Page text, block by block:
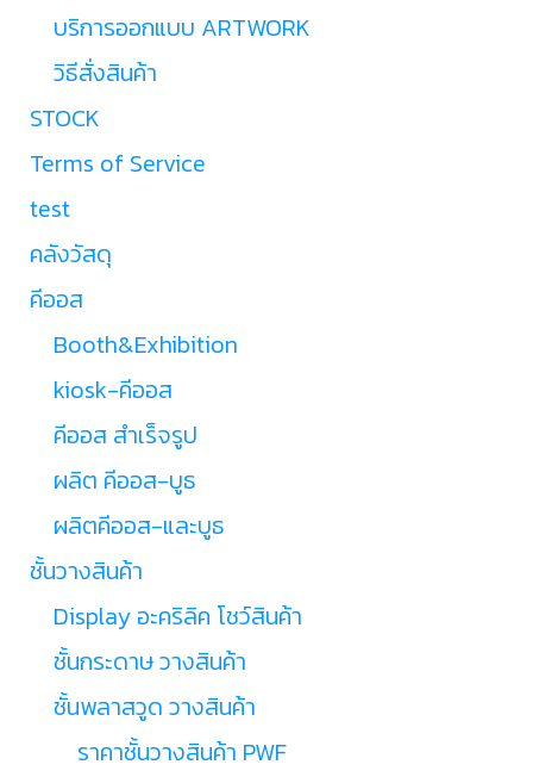
บริการออกแบบ ARTWORK
วิธีสั่งสินค้า
STOCK
Terms of Service
test
คลังวัสดุ
คีออส
Booth&Exhibition
kiosk-คีออส
คีออส สำเร็จรูป
ผลิต คีออส-บูธ
ผลิตคีออส-และบูธ
ชั้นวางสินค้า
Display อะคริลิค โชว์สินค้า
ชั้นกระดาษ วางสินค้า
ชั้นพลาสวูด วางสินค้า
ราคาชั้นวางสินค้า PWF